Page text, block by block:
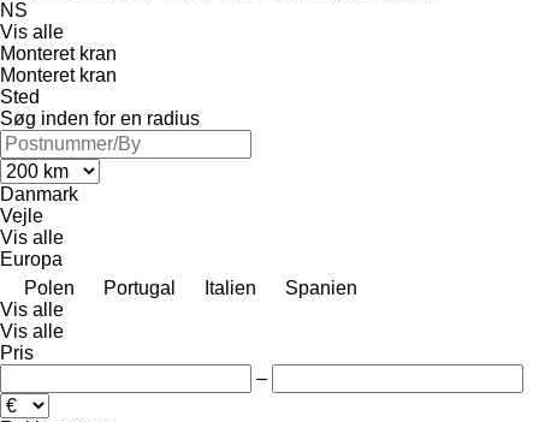
NS
Vis alle
Monteret kran
Monteret kran
Sted
Søg inden for en radius
Danmark
Vejle
Vis alle
Europa
Polen
Portugal Italien
Spanien
Vis alle
Vis alle
Pris
–